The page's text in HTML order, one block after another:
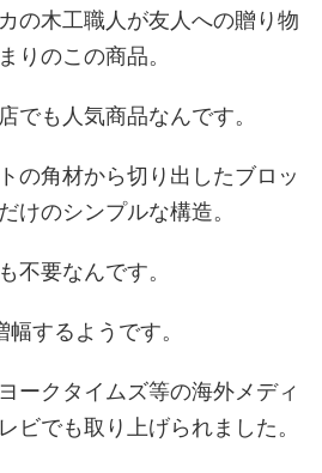
の木工職人が友人への贈り物
りのこの商品。
でも人気商品なんです。
の角材から切り出したブロッ
けのシンプルな構造。
不要なんです。
するようです。
ークタイムズ等の海外メディ
ビでも取り上げられました。